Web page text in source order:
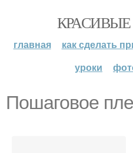
главная как сделать
уроки
Пошаговое